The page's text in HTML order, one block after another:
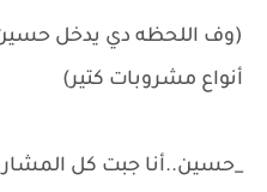
(وف اللحظه دي يدخل حسين
أنواع مشروبات كتير)
_حسين..أنا جبت كل